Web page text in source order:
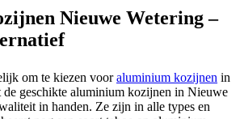
Nieuwe Wetering –
om te kiezen vooraluminium kozijnen in
geschikte aluminium kozijnen in Nieuwe
in handen. Ze zijn in alle types en